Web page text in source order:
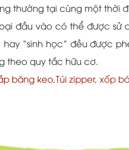
thường tại cùng một thời
đầu vào có thể được sử
“sinh học” đều được
theo quy tắc hữu cơ.
băng keo,Túi zipper, xốp